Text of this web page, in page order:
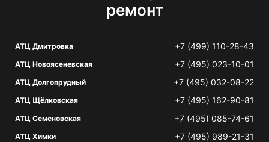
ремонт
АТЦ Дмитровка +7 (499) 110-28-43
АТЦ Новоясеневская +7 (495) 023-10-01
АТЦ Долгопрудный +7 (495) 032-08-22
АТЦ Щёлковская +7 (495) 162-90-81
АТЦ Семеновская +7 (495) 085-74-61
АТЦ Химки +7 (495) 989-21-31